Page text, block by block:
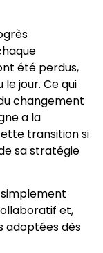
été perdus,
jour. Ce qui
changement
a la
transition si
sa stratégie
simplement
et,
adoptées dès